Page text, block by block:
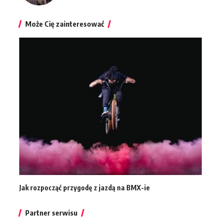
Może Cię zainteresować
Jak rozpocząć przygodę z jazdą na BMX-ie
Partner serwisu